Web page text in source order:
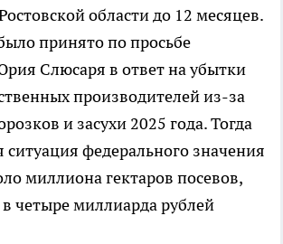
области до 12 месяцев.
принято по просьбе
Слюсаря в ответ на убытки
производителей из-за
и засухи 2025 года. Тогда
ситуация федерального значения
миллиона гектаров посевов,
четыре миллиарда рублей